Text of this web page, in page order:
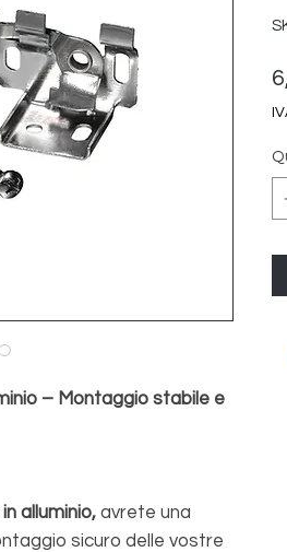
– Montaggio stabile e
alluminio, avrete una
sicuro delle vostre